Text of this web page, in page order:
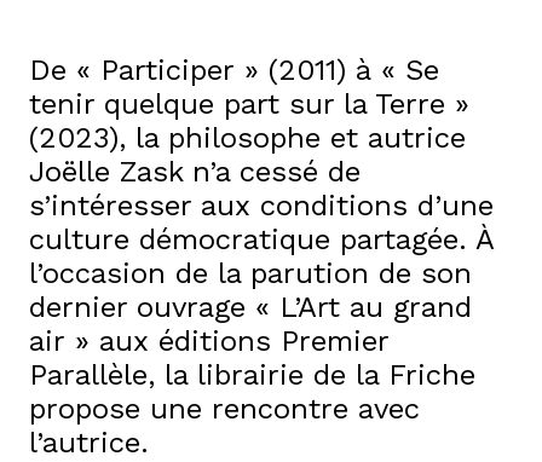
De « Participer » (2011) à « Se
tenir quelque part sur la Terre »
(2023), la philosophe et autrice
Joëlle Zask n’a cessé de
s’intéresser aux conditions d’une
culture démocratique partagée. À
l’occasion de la parution de son
dernier ouvrage « L’Art au grand
air » aux éditions Premier
Parallèle, la librairie de la Friche
propose une rencontre avec
l’autrice.